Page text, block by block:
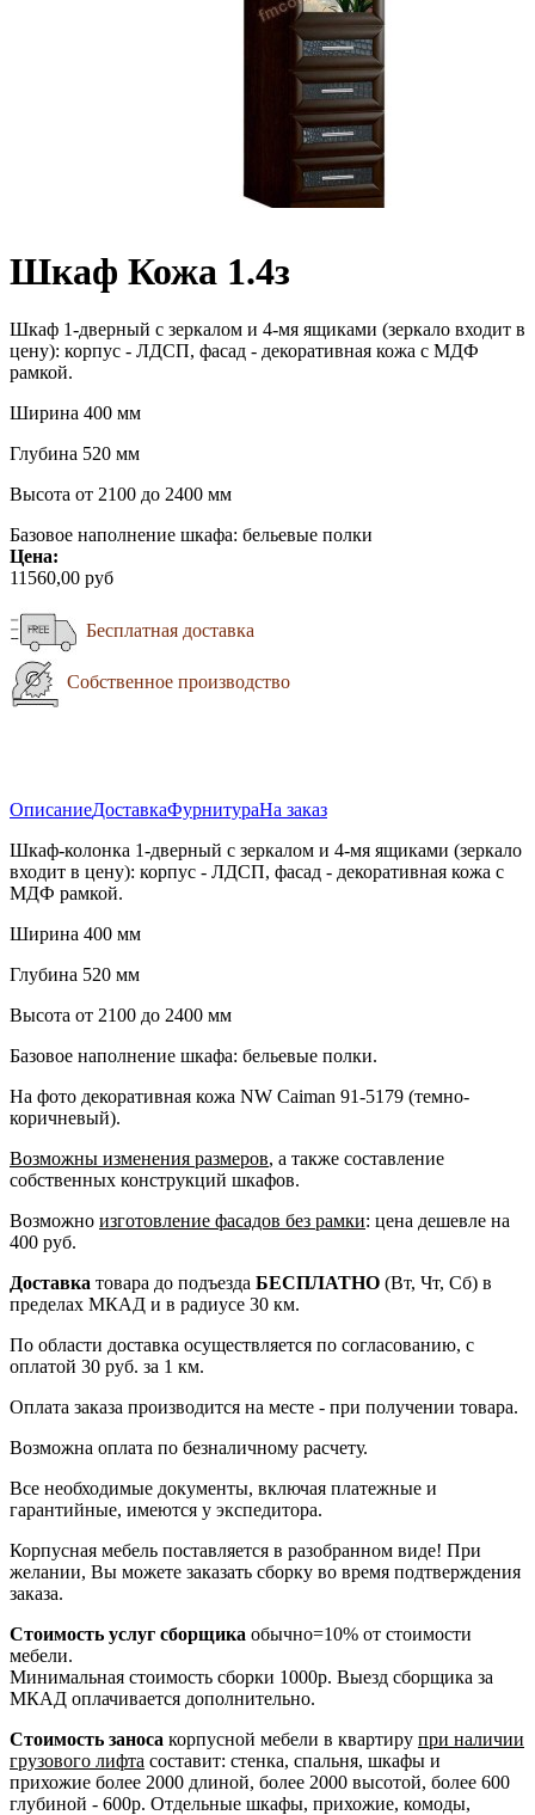
Шкаф Кожа 1.4з
Шкаф 1-дверный с зеркалом и 4-мя ящиками (зеркало входит в
цену): корпус - ЛДСП, фасад - декоративная кожа с МДФ
рамкой.
Ширина 400 мм
Глубина 520 мм
Высота от 2100 до 2400 мм
Базовое наполнение шкафа: бельевые полки
Цена:
11560,00 руб
Бесплатная доставка
Собственное производство
ОписаниеДоставкаФурнитураНа заказ
Шкаф-колонка 1-дверный с зеркалом и 4-мя ящиками (зеркало
входит в цену): корпус - ЛДСП, фасад - декоративная кожа с
МДФ рамкой.
Ширина 400 мм
Глубина 520 мм
Высота от 2100 до 2400 мм
Базовое наполнение шкафа: бельевые полки.
На фото декоративная кожа NW Caiman 91-5179 (темно-
коричневый).
Возможны изменения размеров, а также составление
собственных конструкций шкафов.
Возможно изготовление фасадов без рамки: цена дешевле на
400 руб.
Доставка товара до подъезда БЕСПЛАТНО (Вт, Чт, Сб) в
пределах МКАД и в радиусе 30 км.
По области доставка осуществляется по согласованию, с
оплатой 30 руб. за 1 км.
Оплата заказа производится на месте - при получении товара.
Возможна оплата по безналичному расчету.
Все необходимые документы, включая платежные и
гарантийные, имеются у экспедитора.
Корпусная мебель поставляется в разобранном виде! При
желании, Вы можете заказать сборку во время подтверждения
заказа.
Стоимость услуг сборщика обычно=10% от стоимости
мебели.
Минимальная стоимость сборки 1000р. Выезд сборщика за
МКАД оплачивается дополнительно.
Стоимость заноса корпусной мебели в квартиру при наличии
грузового лифта составит: стенка, спальня, шкафы и
прихожие более 2000 длиной, более 2000 высотой, более 600
глубиной - 600р. Отдельные шкафы, прихожие, комоды,